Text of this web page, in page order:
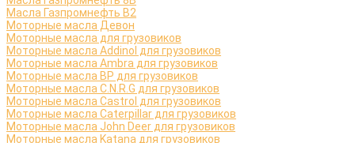
Масла Газпромнефть B2
Моторные масла Девон
Моторные масла для грузовиков
Моторные масла Addinol для грузовиков
Моторные масла Ambra для грузовиков
Моторные масла BP для грузовиков
Моторные масла C.N.R.G для грузовиков
Моторные масла Castrol для грузовиков
Моторные масла Caterpillar для грузовиков
Моторные масла John Deer для грузовиков
Моторные масла Katana для грузовиков